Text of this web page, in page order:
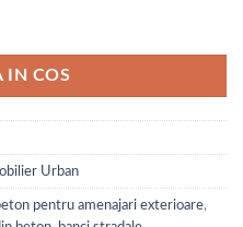
cu aspect de piatra de rau
IN COS
Urban
pentru amenajari exterioare,